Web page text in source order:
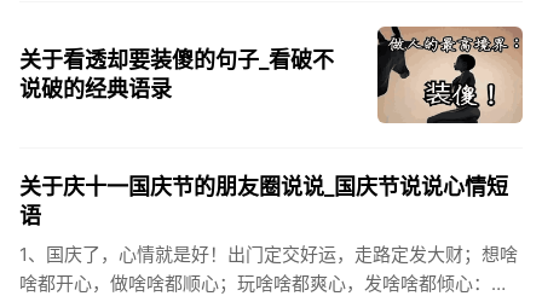
关于看透却要装傻的句子_看破不
说破的经典语录
关于庆十一国庆节的朋友圈说说_国庆节说说心情短
语
1、国庆了，心情就是好！出门定交好运，走路定发大财；想啥
啥都开心，做啥啥都顺心；玩啥啥都爽心，发啥啥都倾心：祝